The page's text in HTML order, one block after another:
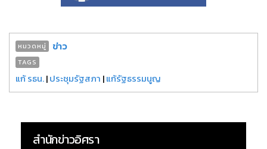
หมวดหมู่ ข่าว
TAGS
แก้ รธน.|ประชุมรัฐสภา |แก้รัฐธรรมนูญ
สำนักข่าวอิศรา